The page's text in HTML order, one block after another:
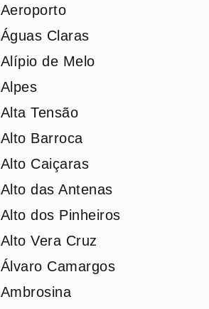
Aeroporto
Águas Claras
Alípio de Melo
Alpes
Alta Tensão
Alto Barroca
Alto Caiçaras
Alto das Antenas
Alto dos Pinheiros
Alto Vera Cruz
Álvaro Camargos
Ambrosina